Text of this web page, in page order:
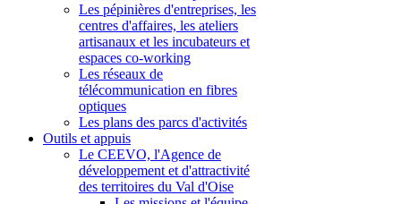
Les pépinières d'entreprises, les
centres d'affaires, les ateliers
artisanaux et les incubateurs et
espaces co-working
Les réseaux de
télécommunication en fibres
optiques
Les plans des parcs d'activités
Outils et appuis
Le CEEVO, l'Agence de
développement et d'attractivité
des territoires du Val d'Oise